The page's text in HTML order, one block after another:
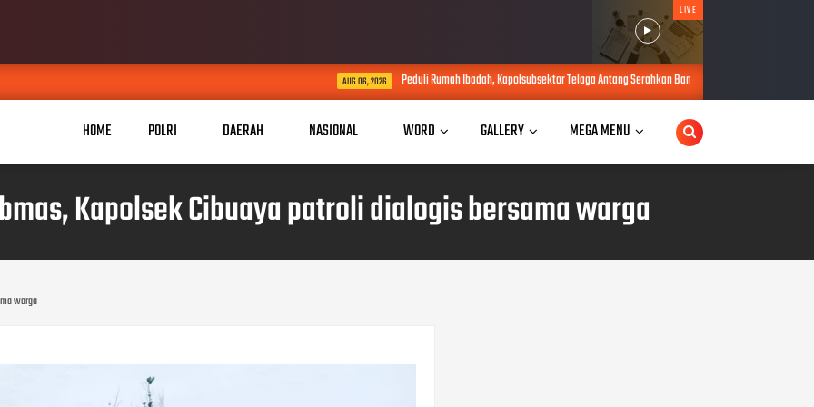
LIVE
Peduli Rumah Ibadah, Kapolsubsektor Telaga Antang Serahkan Bantuan Semen untuk Renovasi Masjid Nurhasanah
HOME POLRI DAERAH NASIONAL WORD GALLERY MEGA MENU
Kapolsek Cibuaya patroli dialogis bersama warga
warga